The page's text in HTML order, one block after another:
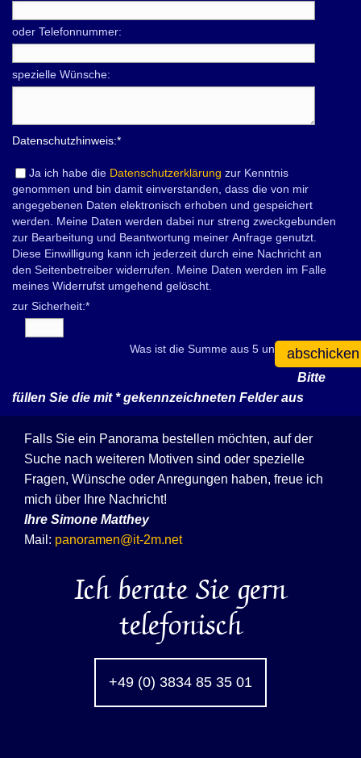
oder Telefonnummer:
spezielle Wünsche:
Datenschutzhinweis:*
Ja ich habe die Datenschutzerklärung zur Kenntnis
genommen und bin damit einverstanden, dass die von mir
angegebenen Daten elektronisch erhoben und gespeichert
werden. Meine Daten werden dabei nur streng zweckgebunden
zur Bearbeitung und Beantwortung meiner Anfrage genutzt.
Diese Einwilligung kann ich jederzeit durch eine Nachricht an
den Seitenbetreiber widerrufen. Meine Daten werden im Falle
meines Widerrufst umgehend gelöscht.
zur Sicherheit:*
Was ist die Summe aus 5 und 8?abschicken
Bitte
füllen Sie die mit*gekennzeichneten Felder aus
Falls Sie ein Panorama bestellen möchten, auf der
Suche nach weiteren Motiven sind oder spezielle
Fragen, Wünsche oder Anregungen haben, freue ich
mich über Ihre Nachricht!
Ihre Simone Matthey
Mail: panoramen@it-2m.net
Ich berate Sie gern
telefonisch
+49 (0) 3834 85 35 01